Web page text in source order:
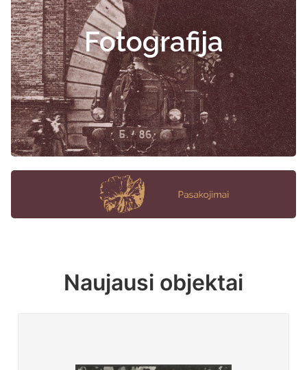
Fotografija
Naujausi objektai